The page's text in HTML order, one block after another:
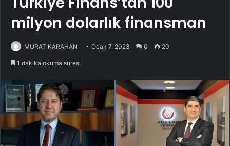
milyon dolarlık finansman
MURAT KARAHAN Ocak 7, 2023 0 20
1 dakika okuma süresi